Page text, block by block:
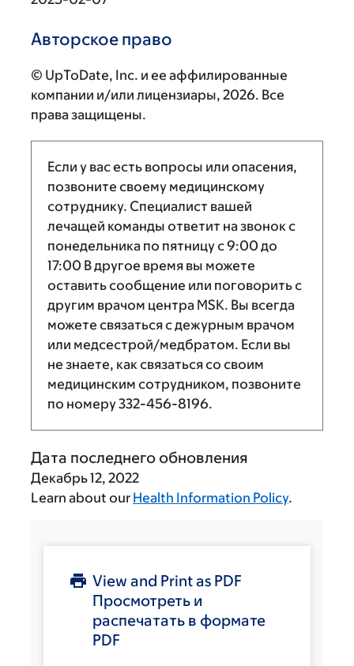
Авторское право
© UpToDate, Inc. и ее аффилированные
компании и/или лицензиары, 2026. Все
права защищены.
Если у вас есть вопросы или опасения,
позвоните своему медицинскому
сотруднику. Специалист вашей
лечащей команды ответит на звонок с
понедельника по пятницу с9:00 до
17:00 В другое время вы можете
оставить сообщение или поговорить с
другим врачом центра MSK. Вы всегда
можете связаться с дежурным врачом
или медсестрой/медбратом. Если вы
не знаете, как связаться со своим
медицинским сотрудником, позвоните
по номеру332-456-8196.
Дата последнего обновления
Декабрь 12, 2022
Learn about our Health Information Policy.
View and Print as PDF
Просмотреть и
распечатать в формате
PDF